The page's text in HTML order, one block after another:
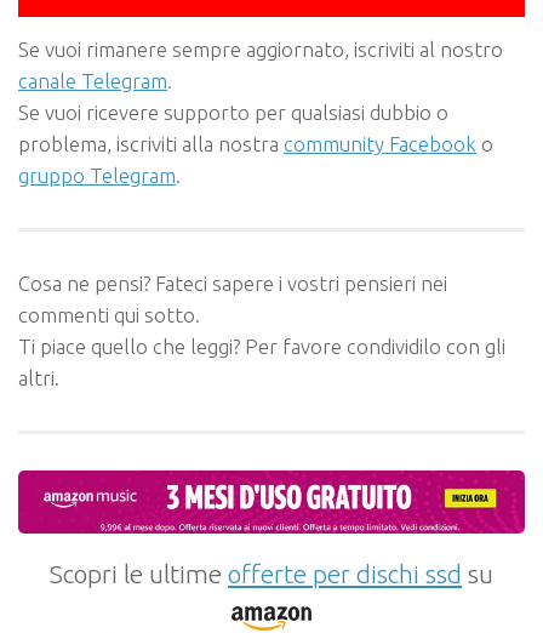
Se vuoi rimanere sempre aggiornato, iscriviti al nostro
canale Telegram.
Se vuoi ricevere supporto per qualsiasi dubbio o
problema, iscriviti alla nostra community Facebook o
gruppo Telegram.
Cosa ne pensi? Fateci sapere i vostri pensieri nei
commenti qui sotto.
Ti piace quello che leggi? Per favore condividilo con gli
altri.
Scopri le ultime offerte per dischi ssd su